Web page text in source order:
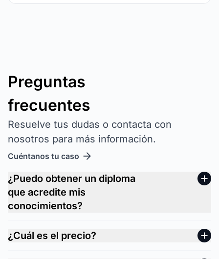
Preguntas
frecuentes
Resuelve tus dudas o contacta con
nosotros para más información.
Cuéntanos tu caso
¿Puedo obtener un diploma
que acredite mis
conocimientos?
¿Cuál es el precio?